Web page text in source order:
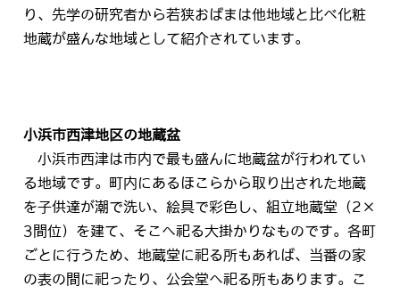
り、先学の研究者から若狭おばまは他地域と比べ化粧
地蔵が盛んな地域として紹介されています。
小浜市西津地区の地蔵盆
小浜市西津は市内で最も盛んに地蔵盆が行われてい
る地域です。町内にあるほこらから取り出された地蔵
を子供達が潮で洗い、絵具で彩色し、組立地蔵堂（2×
3間位）を建て、そこへ祀る大掛かりなものです。各町
ごとに行うため、地蔵堂に祀る所もあれば、当番の家
の表の間に祀ったり、公会堂へ祀る所もあります。こ